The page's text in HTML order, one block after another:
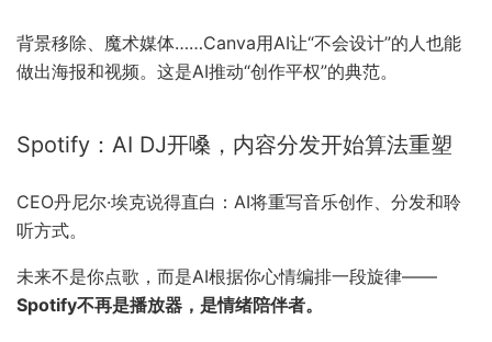
背景移除、魔术媒体……Canva用AI让“不会设计”的人也能
做出海报和视频。这是AI推动“创作平权”的典范。
Spotify：AI DJ开嗓，内容分发开始算法重塑
CEO丹尼尔·埃克说得直白：AI将重写音乐创作、分发和聆
听方式。
未来不是你点歌，而是AI根据你心情编排一段旋律——
Spotify不再是播放器，是情绪陪伴者。